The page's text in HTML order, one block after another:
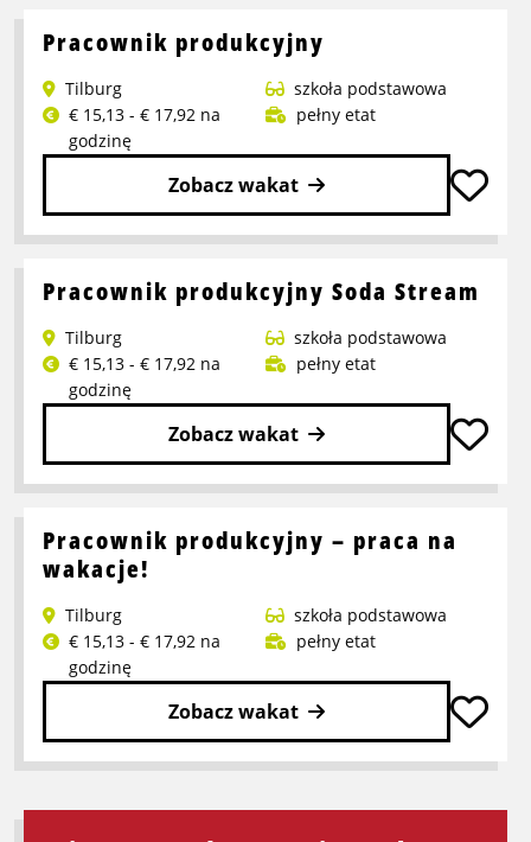
Pracownik produkcyjny
Tilburg
szkoła podstawowa
€ 15,13 - € 17,92 na
godzinę
pełny etat
Zobacz wakat
Przeczytaj
o
produkcyjny
Pracownik produkcyjny Soda Stream
Tilburg
szkoła podstawowa
€ 15,13 - € 17,92 na
godzinę
pełny etat
Zobacz wakat
Przeczytaj
o
Pracownik
produkcyjny
Soda
Stream
Pracownik produkcyjny – praca na
wakacje!
Tilburg
szkoła podstawowa
€ 15,13 - € 17,92 na
godzinę
pełny etat
Zobacz wakat
Przeczytaj
o